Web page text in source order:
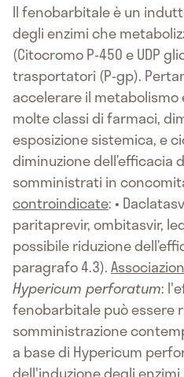
Il fenobarbitale è un
degli enzimi che
(Citocromo P-450 e UDP
trasportatori (P-gp).
accelerare il metabolismo
molte classi di farmaci,
esposizione sistemica, e
diminuzione dell’efficacia
somministrati in
controindicate: •
paritaprevir, ombitasvir,
possibile riduzione
paragrafo 4.3).
Hypericum perforatum:
fenobarbitale può essere
somministrazione
a base di Hypericum